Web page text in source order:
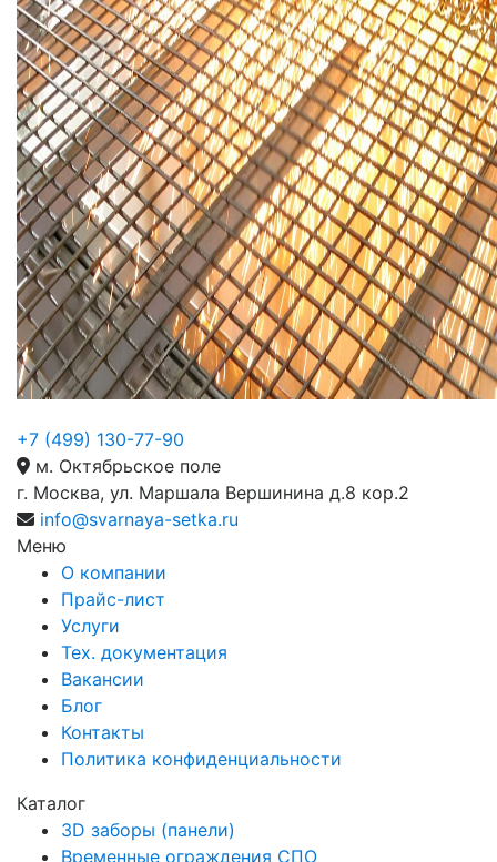
+7 (499) 130-77-90
м. Октябрьское поле
г. Москва, ул. Маршала Вершинина д.8 кор.2
info@svarnaya-setka.ru
Меню
О компании
Прайс-лист
Услуги
Тех. документация
Вакансии
Блог
Контакты
Политика конфиденциальности
Каталог
3D заборы (панели)
Временные ограждения СПО